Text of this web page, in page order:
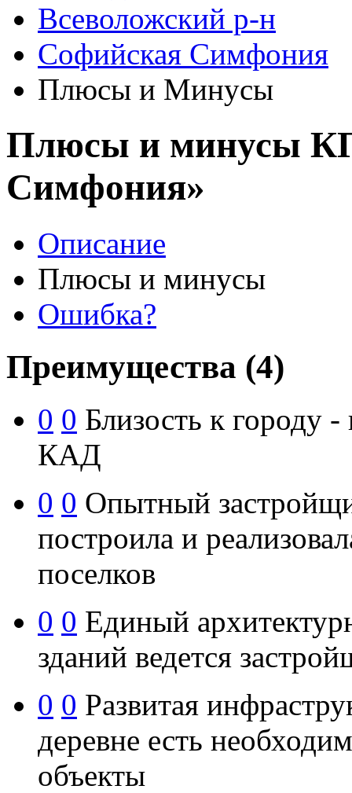
Всеволожский р-н
Софийская Симфония
Плюсы и Минусы
Плюсы и минусы
Симфония»
Описание
Плюсы и минусы
Ошибка?
Преимущества (4)
0 0 Близость к городу
КАД
0 0 Опытный
построила и
поселков
0 0 Единый
зданий ведется
0 0 Развитая
деревне есть
объекты